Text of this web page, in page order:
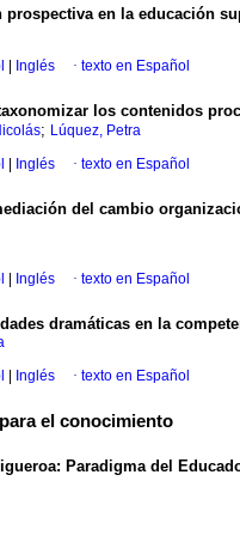
prospectiva en la educación
Inglés · texto en Español
los contenidos
; Lúquez, Petra
Inglés · texto en Español
del cambio
Inglés · texto en Español
dramáticas en la
Inglés · texto en Español
el conocimiento
Paradigma del